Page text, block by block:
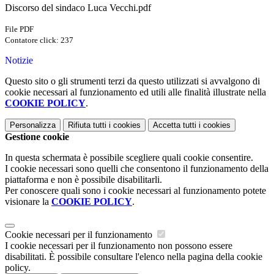
Discorso del sindaco Luca Vecchi.pdf
File PDF
Contatore click: 237
Notizie
Questo sito o gli strumenti terzi da questo utilizzati si avvalgono di
cookie necessari al funzionamento ed utili alle finalità illustrate nella
COOKIE POLICY.
Personalizza Rifiuta tutti i cookies Accetta tutti i cookies
Gestione cookie
In questa schermata è possibile scegliere quali cookie consentire.
I cookie necessari sono quelli che consentono il funzionamento della
piattaforma e non è possibile disabilitarli.
Per conoscere quali sono i cookie necessari al funzionamento potete
visionare la COOKIE POLICY.
Cookie necessari per il funzionamento
I cookie necessari per il funzionamento non possono essere
disabilitati. È possibile consultare l'elenco nella pagina della cookie
policy.